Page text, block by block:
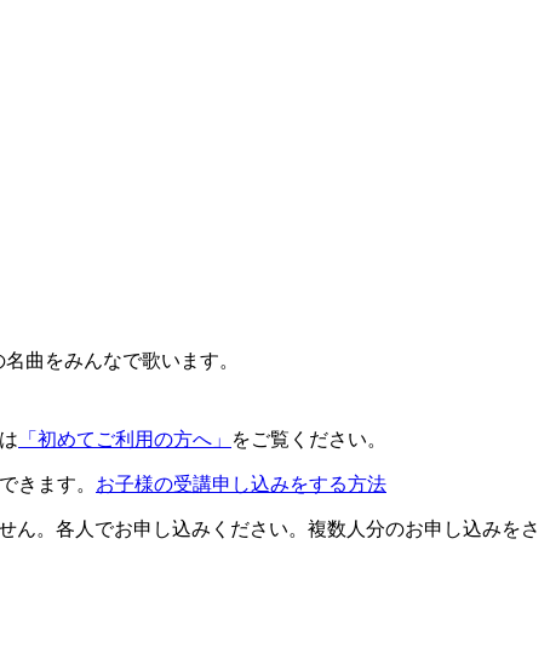
曲をみんなで歌います。
「初めてご利用の方へ」 をご覧ください。
きます。 お子様の受講申し込みをする方法
。各人でお申し込みください。複数人分のお申し込みをさ